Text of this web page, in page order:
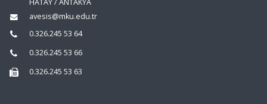
HATAY / ANTAKYA
avesis@mku.edu.tr
0.326.245 53 64
0.326.245 53 66
0.326.245 53 63